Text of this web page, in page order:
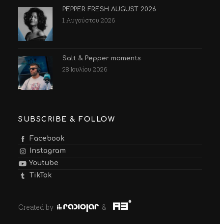
PEPPER FRESH AUGUST 2026
1 Αυγούστου 2026
Salt & Pepper moments
28 Ιουλίου 2026
SUBSCRIBE & FOLLOW
Facebook
Instagram
Youtube
TikTok
Created by &